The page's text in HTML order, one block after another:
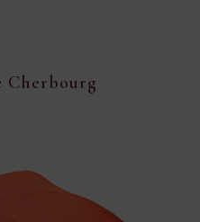
Cherbourg